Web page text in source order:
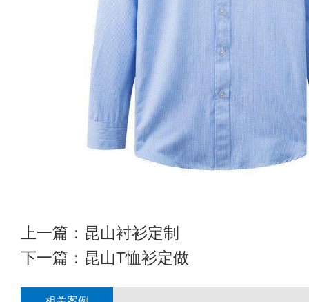
上一篇： 昆山衬衫定制
下一篇： 昆山T恤衫定做